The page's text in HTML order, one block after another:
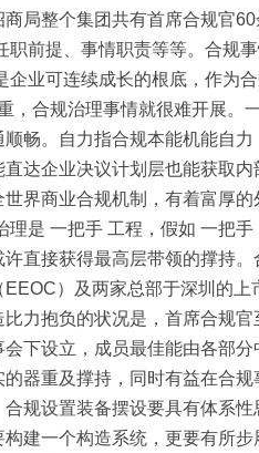
局整个集团共有首席合规官
前提、事情职责等等。合规
业可连续成长的根底，作为
合规治理事情就很难开展
畅。自力指合规本能机能自
达企业决议计划层也能获取
界商业合规机制，有着富厚
是 一把手 工程，假如 一把
直接获得最高层带领的撑持
）及两家总部于深圳的
力抱负的状况是，首席合规
下设立，成员最佳能由各部
器重及撑持，同时有益在合
规设置装备摆设要具有体系
建一个构造系统，更要有所